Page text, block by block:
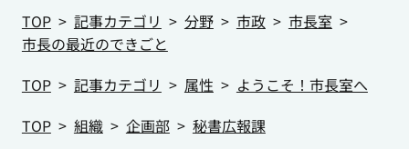
TOP
記事カテゴリ 分野 市政
市長室
市長の最近のできごと
TOP
記事カテゴリ 属性
ようこそ！市長室へ
TOP
組織 企画部 秘書広報課